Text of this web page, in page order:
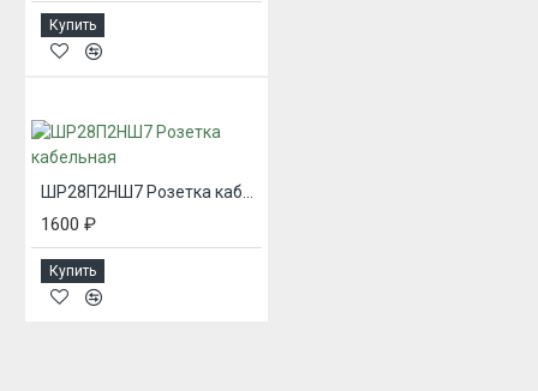
Купить
ШР28П2НШ7 Розетка кабельная
1600 ₽
Купить